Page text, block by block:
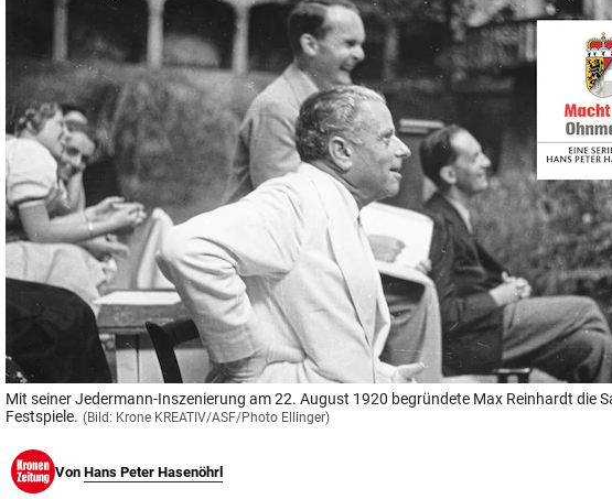
© Krone Multimedia GmbH & Co KG 2026
Muthgasse 2, 1190 Wien
Mit seiner Jedermann-Inszenierung am 22. August 1920 begründete Max Reinhardt die
Festspiele. (Bild: Krone KREATIV/ASF/Photo Ellinger)
Von Hans Peter Hasenöhrl